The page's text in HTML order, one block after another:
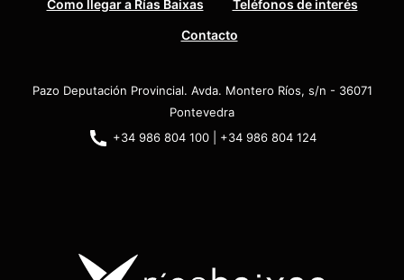
Como llegar a Rías Baixas
Teléfonos de interés
Contacto
Pazo Deputación Provincial. Avda. Montero Ríos, s/n - 36071
Pontevedra
+34 986 804 100 | +34 986 804 124